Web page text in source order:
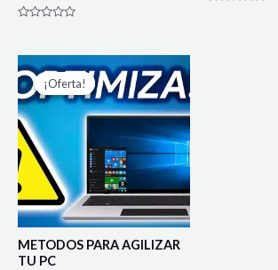
5
¡Oferta!
¡Oferta!
METODOS PARA AGILIZAR
TU PC